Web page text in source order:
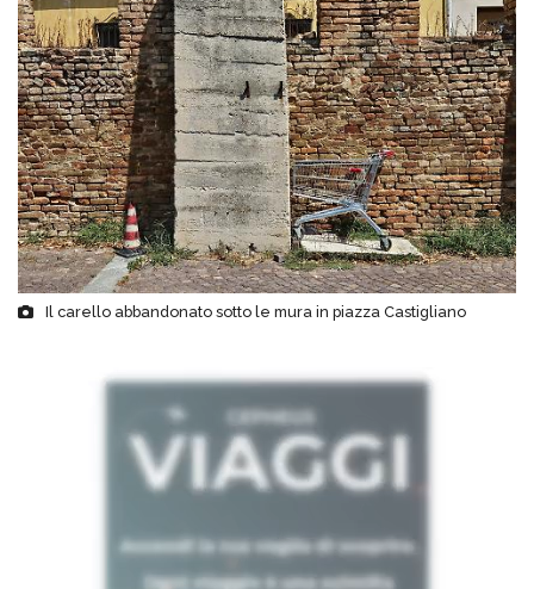
Il carello abbandonato sotto le mura in piazza Castigliano